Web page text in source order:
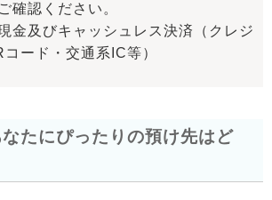
確認ください。
金及びキャッシュレス決済（クレジ
ード・交通系IC等）
なたにぴったりの預け先はど